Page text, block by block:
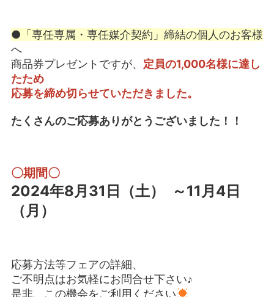
●「専任専属・専任媒介契約」締結の個人のお客様
へ
商品券プレゼントですが、 定員の1,000名様に達し
たため
応募を締め切らせていただきました。
たくさんのご応募ありがとうございました！！
〇期間〇
2024年8月31日（土） ～11月4日
（月）
応募方法等フェアの詳細、
ご不明点はお気軽にお問合せ下さい♪
是非、この機会をご利用ください